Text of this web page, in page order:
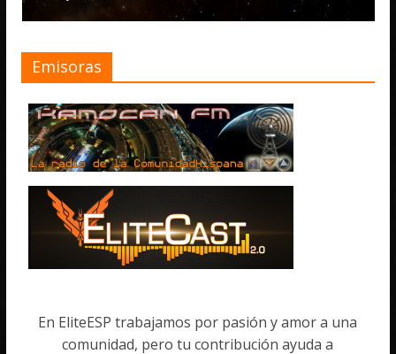
Emisoras
En EliteESP trabajamos por pasión y amor a una
comunidad, pero tu contribución ayuda a